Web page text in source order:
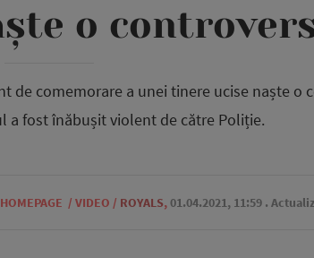
o
de comemorare a unei tinere ucise naște o
a fost înăbușit violent de către Poliție.
HOMEPAGE / VIDEO / ROYALS,01.04.2021, 11:59 .